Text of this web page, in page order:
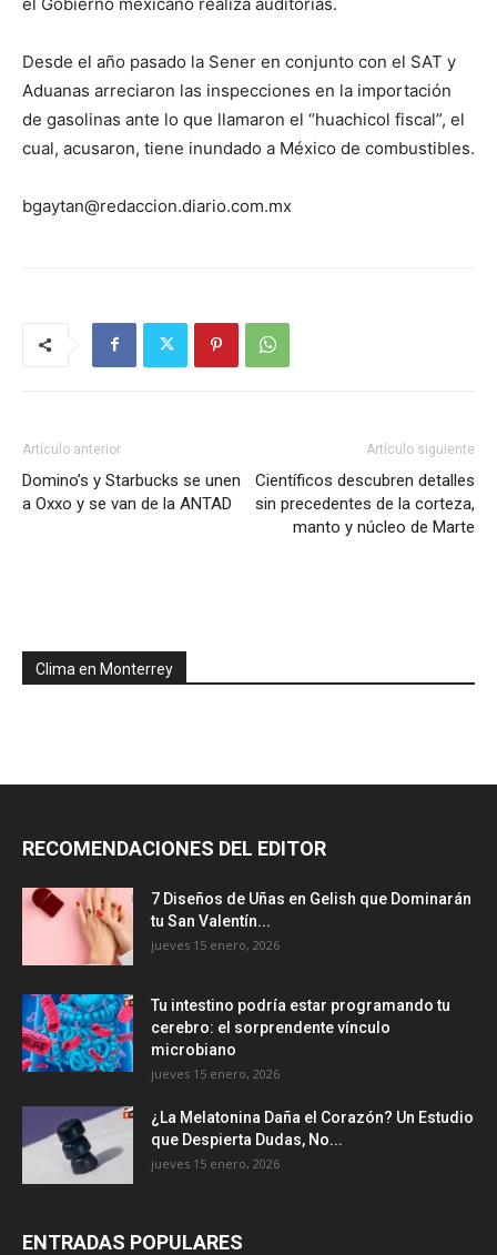
Desde el año pasado la Sener en conjunto con el SAT y
Aduanas arreciaron las inspecciones en la importación
de gasolinas ante lo que llamaron el “huachicol fiscal”, el
cual, acusaron, tiene inundado a México de combustibles.
bgaytan@redaccion.diario.com.mx
Artículo anterior
Domino’s y Starbucks se unen
a Oxxo y se van de la ANTAD
Artículo siguiente
Científicos descubren detalles
sin precedentes de la corteza,
manto y núcleo de Marte
Clima en Monterrey
RECOMENDACIONES DEL EDITOR
7 Diseños de Uñas en Gelish que Dominarán
tu San Valentín...
jueves 15 enero, 2026
Tu intestino podría estar programando tu
cerebro: el sorprendente vínculo
microbiano
jueves 15 enero, 2026
¿La Melatonina Daña el Corazón? Un Estudio
que Despierta Dudas, No...
jueves 15 enero, 2026
ENTRADAS POPULARES